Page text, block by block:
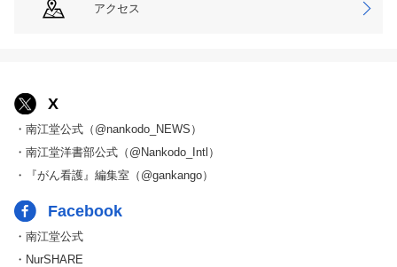
アクセス
X
・南江堂公式（@nankodo_NEWS）
・南江堂洋書部公式（@Nankodo_Intl）
・『がん看護』編集室（@gankango）
Facebook
・南江堂公式
・NurSHARE